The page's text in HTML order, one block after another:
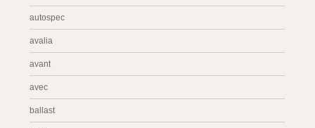
autospec
avalia
avant
avec
ballast